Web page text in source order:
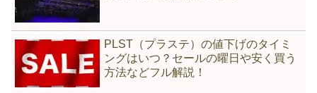
PLST（プラステ）の値下げのタイミ
ングはいつ？セールの曜日や安く買う
方法などフル解説！